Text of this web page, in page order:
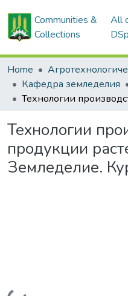
Communities &
Collections
All
Home
Кафедра земледелия
Технологии
продукции
Земледелие.